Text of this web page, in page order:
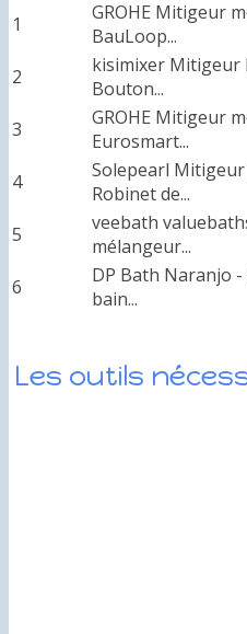
1
GROHE Mitigeur
BauLoop...
2
kisimixer Mitigeur
Bouton...
3
GROHE Mitigeur
Eurosmart...
4
Solepearl
Robinet de...
5
veebath
mélangeur...
6
DP Bath Naranjo
bain...
Les outils